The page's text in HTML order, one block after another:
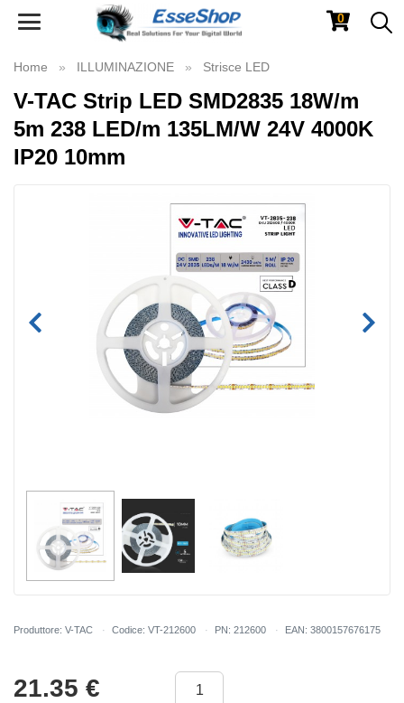
Toggle
0
Home ILLUMINAZIONE Strisce LED
V-TAC Strip LED SMD2835 18W/m
5m 238 LED/m 135LM/W 24V 4000K
IP20 10mm
Produttore: V-TAC Codice: VT-212600 PN: 212600 EAN: 3800157676175
21.35 €